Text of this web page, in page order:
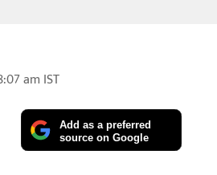
am IST
Add as a preferred
source on Google